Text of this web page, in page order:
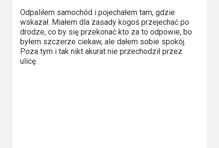
2021
2020
2019
Odpaliłem samochód i pojechałem tam, gdzie
wskazał. Miałem dla zasady kogoś przejechać po
drodze, co by się przekonać kto za to odpowie, bo
byłem szczerze ciekaw, ale dałem sobie spokój.
Poza tym i tak nikt akurat nie przechodził przez
ulicę.